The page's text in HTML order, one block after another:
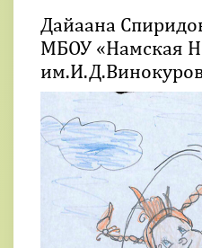
Дайаана
МБОУ «Намская